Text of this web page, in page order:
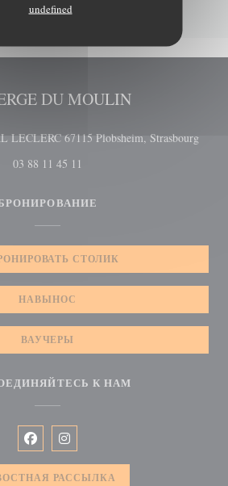
undefined
DU MOULIN
LECLERC 67115 Plobsheim, Strasbourg
03 88 11 45 11
СТОЛИК
НАВЫНОС
ВАУЧЕРЫ
К НАМ
Facebook ((открывается в новом
Instagram ((открывается в
РАССЫЛКА